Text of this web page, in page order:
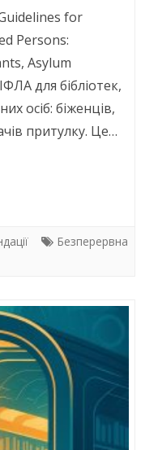
for
Persons:
Asylum
для бібліотек,
осіб: біженців,
притулку. Це…
Безперервна